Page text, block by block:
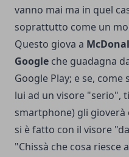
vanno mai ma in quel
soprattutto come un
Questo giova a
Google che guadagna
Google Play; e se,
lui ad un visore "serio",
smartphone) gli
si è fatto con il visore
"Chissà che cosa riesce